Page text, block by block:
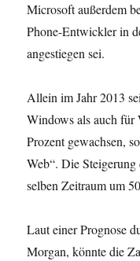
Microsoft außerdem
Phone-Entwickler in
angestiegen sei.
Allein im Jahr 2013
Windows als auch für
Prozent gewachsen,
Web“. Die
selben Zeitraum um
Laut einer Prognose
Morgan, könnte die